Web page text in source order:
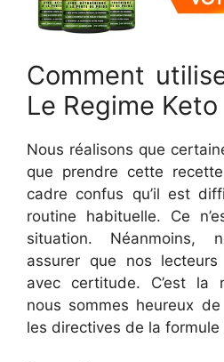
Comment
Le Regime Keto
Nous réalisons que
que prendre cette
cadre confus qu’il est
routine habituelle. Ce
situation. Néanmoins,
assurer que nos lecteurs
avec certitude. C’est la
nous sommes heureux
les directives de la formule